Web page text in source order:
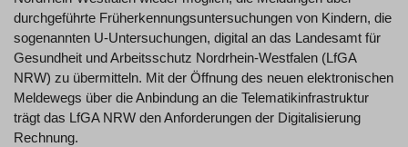
durchgeführte Früherkennungsuntersuchungen von Kindern, die
sogenannten U-Untersuchungen, digital an das Landesamt für
Gesundheit und Arbeitsschutz Nordrhein-Westfalen (LfGA
NRW) zu übermitteln. Mit der Öffnung des neuen elektronischen
Meldewegs über die Anbindung an die Telematikinfrastruktur
trägt das LfGA NRW den Anforderungen der Digitalisierung
Rechnung.